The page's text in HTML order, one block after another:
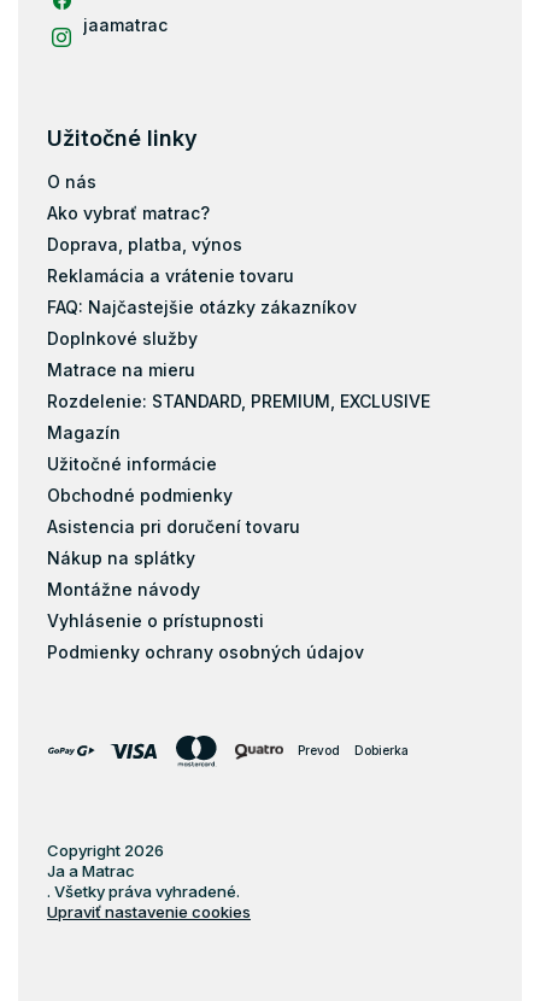
jaamatrac
Užitočné linky
O nás
Ako vybrať matrac?
Doprava, platba, výnos
Reklamácia a vrátenie tovaru
FAQ: Najčastejšie otázky zákazníkov
Doplnkové služby
Matrace na mieru
Rozdelenie: STANDARD, PREMIUM, EXCLUSIVE
Magazín
Užitočné informácie
Obchodné podmienky
Asistencia pri doručení tovaru
Nákup na splátky
Montážne návody
Vyhlásenie o prístupnosti
Podmienky ochrany osobných údajov
Prevod Dobierka
Copyright 2026
Ja a Matrac
. Všetky práva vyhradené.
Upraviť nastavenie cookies